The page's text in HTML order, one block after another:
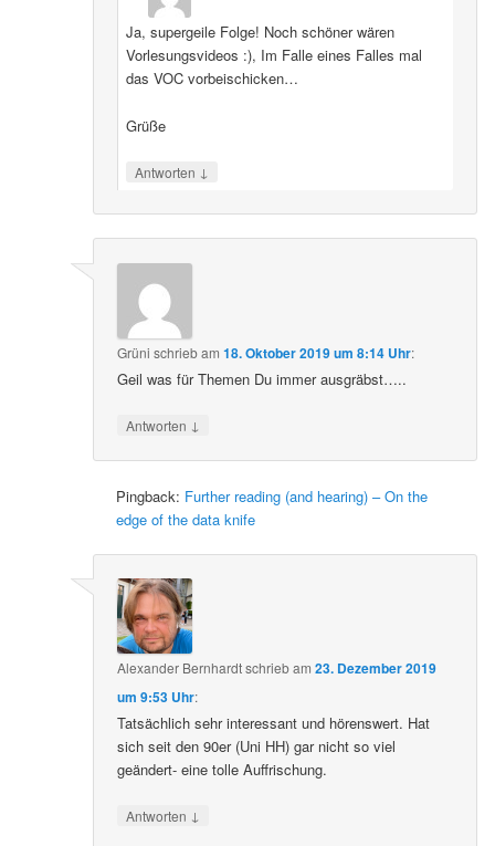
Ja, supergeile Folge! Noch schöner wären
Vorlesungsvideos :), Im Falle eines Falles mal
das VOC vorbeischicken…
Grüße
Antworten ↓
Grüni schriebam18. Oktober 2019 um 8:14 Uhr:
Geil was für Themen Du immer ausgräbst…..
Antworten ↓
Pingback: Further reading (and hearing) – On the
edge of the data knife
Alexander Bernhardtschriebam23. Dezember 2019
um 9:53 Uhr:
Tatsächlich sehr interessant und hörenswert. Hat
sich seit den 90er (Uni HH) gar nicht so viel
geändert- eine tolle Auffrischung.
Antworten ↓